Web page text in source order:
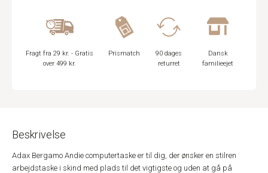
Fragt fra 29 kr. - Gratis
over 499 kr.
Prismatch
90 dages
returret
Dansk
familieejet
Beskrivelse
Adax Bergamo Andie computertaske er til dig, der ønsker en stilren
arbejdstaske i skind med plads til det vigtigste og uden at gå på